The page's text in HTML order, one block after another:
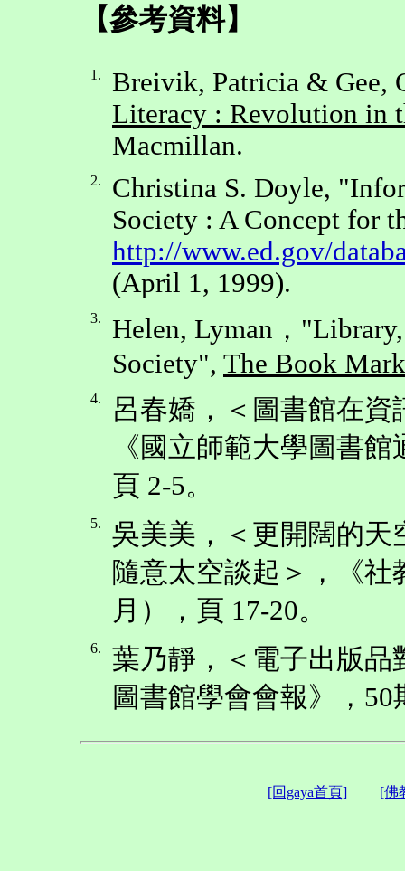
【參考資料】
1.
Breivik, Patricia & Gee,
Literacy : Revolution in
Macmillan.
2.
Christina S. Doyle,
Society : A Concept for
http://www.ed.gov/
(April 1, 1999).
3.
Helen, Lyman，
Society", The Book Mark
4.
呂春嬌，＜圖書館在
《國立師範大學圖書
頁 2-5。
5.
吳美美，＜更開闊的
隨意太空談起＞，《社
月），頁 17-20。
6.
葉乃靜，＜電子出版品
圖書館學會會報》，50
[回gaya首頁] [佛